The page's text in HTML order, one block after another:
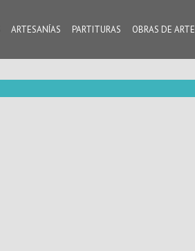
ARTESANÍAS PARTITURAS OBRAS DE ARTE